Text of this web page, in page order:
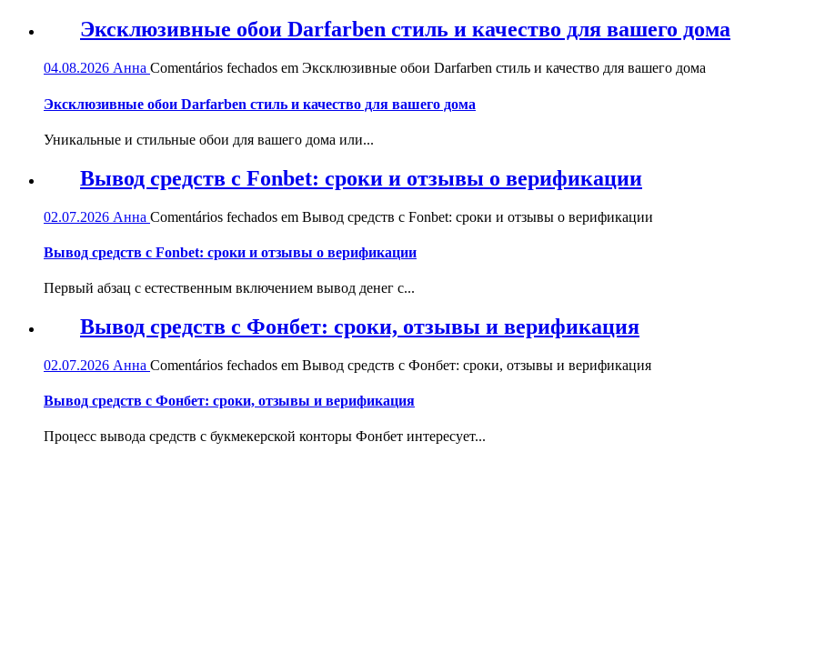
Эксклюзивные обои Darfarben стиль и качество для вашего дома
04.08.2026 Анна Comentários fechados em Эксклюзивные обои Darfarben стиль и качество для вашего дома
Эксклюзивные обои Darfarben стиль и качество для вашего дома
Уникальные и стильные обои для вашего дома или...
Вывод средств с Fonbet: сроки и отзывы о верификации
02.07.2026 Анна Comentários fechados em Вывод средств с Fonbet: сроки и отзывы о верификации
Вывод средств с Fonbet: сроки и отзывы о верификации
Первый абзац с естественным включением вывод денег с...
Вывод средств с Фонбет: сроки, отзывы и верификация
02.07.2026 Анна Comentários fechados em Вывод средств с Фонбет: сроки, отзывы и верификация
Вывод средств с Фонбет: сроки, отзывы и верификация
Процесс вывода средств с букмекерской конторы Фонбет интересует...